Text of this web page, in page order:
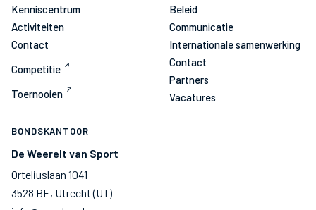
Kenniscentrum
Activiteiten
Contact
Competitie
Toernooien
Beleid
Communicatie
Internationale samenwerking
Contact
Partners
Vacatures
BONDSKANTOOR
De Weerelt van Sport
Orteliuslaan 1041
3528 BE, Utrecht (UT)